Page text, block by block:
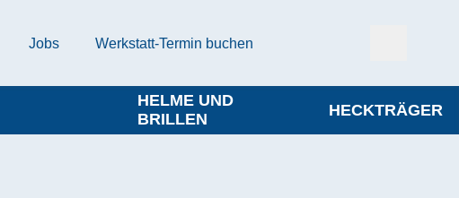
Jobs Werkstatt-Termin buchen
HELME UND
BRILLEN
HECKTRÄGER